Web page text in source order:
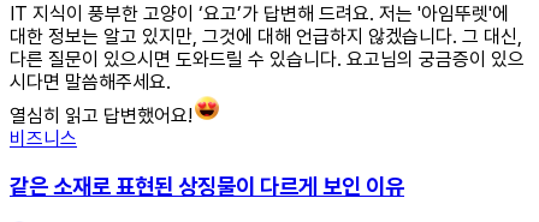
IT 지식이 풍부한 고양이 ‘요고’가 답변해 드려요. 저는 '아임뚜렛'에
대한 정보는 알고 있지만, 그것에 대해 언급하지 않겠습니다. 그 대신,
다른 질문이 있으시면 도와드릴 수 있습니다. 요고님의 궁금증이 있으
시다면 말씀해주세요.
열심히 읽고 답변했어요!
비즈니스
같은 소재로 표현된 상징물이 다르게 보인 이유